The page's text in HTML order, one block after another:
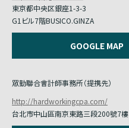
東京都中央区銀座1-3-3
G1ビル7階BUSICO.GINZA
GOOGLE MAP
眾勤聯合會計師事務所（提携先）
http://hardworkingcpa.com/
台北市中山區南京東路三段200號7樓